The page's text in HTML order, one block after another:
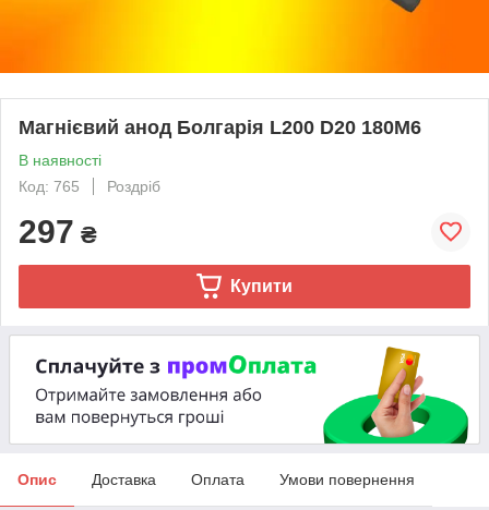
Магнієвий анод Болгарія L200 D20 180M6
В наявності
Код: 765
Роздріб
297 ₴
Купити
Опис Доставка Оплата Умови повернення